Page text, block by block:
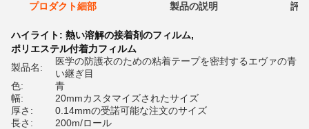
プロダクト細部 製品の説明 評
ハイライト: 熱い溶解の接着剤のフィルム,
ポリエステル付着力フィルム
製品名:
医学の防護衣のための粘着テープを密封するエヴァの青
い継ぎ目
色:
青
幅:
20mmカスタマイズされたサイズ
厚さ:
0.14mmの受諾可能な注文のサイズ
長さ:
200m/ロール